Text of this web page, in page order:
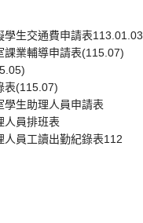
學生交通費申請表113.01.03
課業輔導申請表(115.07)
表(115.07)
學生助理人員申請表
人員排班表
人員工讀出勤紀錄表112